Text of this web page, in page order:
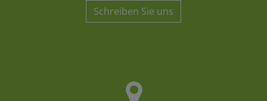
Schreiben Sie uns